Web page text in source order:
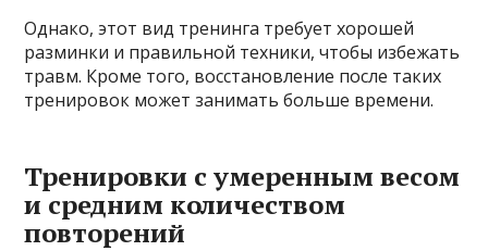
Однако, этот вид тренинга требует хорошей
разминки и правильной техники, чтобы избежать
травм. Кроме того, восстановление после таких
тренировок может занимать больше времени.
Тренировки с умеренным весом
и средним количеством
повторений